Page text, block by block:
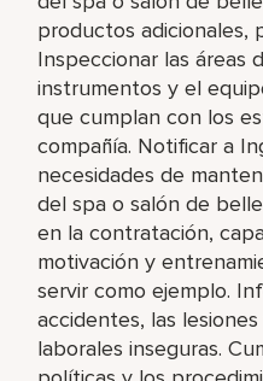
productos adicionales,
Inspeccionar las áreas
instrumentos y el
que cumplan con los
compañía. Notificar a
necesidades de
del spa o salón de
en la contratación,
motivación y
servir como ejemplo.
accidentes, las
laborales inseguras.